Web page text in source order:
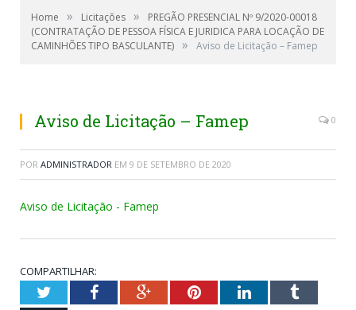
Home » Licitações »
PREGÃO PRESENCIAL Nº 9/2020-00018
(CONTRATAÇÃO DE PESSOA FÍSICA E JURIDICA PARA LOCAÇÃO DE
CAMINHÕES TIPO BASCULANTE) » Aviso de Licitação – Famep
Aviso de Licitação – Famep 0
POR ADMINISTRADOR EM 9 DE SETEMBRO DE 2020
Aviso de Licitação - Famep
COMPARTILHAR:
TwitterFacebookGoogle+PinterestLinkedInTumblr